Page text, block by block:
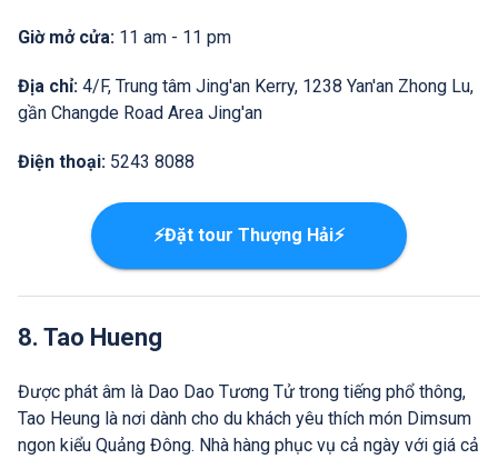
Giờ mở cửa: 11 am - 11 pm
Địa chỉ: 4/F, Trung tâm Jing'an Kerry, 1238 Yan'an Zhong Lu,
gần Changde Road Area Jing'an
Điện thoại: 5243 8088
⚡Đặt tour Thượng Hải⚡
8. Tao Hueng
Được phát âm là Dao Dao Tương Tử trong tiếng phổ thông,
Tao Heung là nơi dành cho du khách yêu thích món Dimsum
ngon kiểu Quảng Đông. Nhà hàng phục vụ cả ngày với giá cả